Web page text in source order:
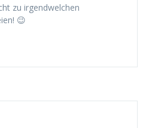
zu irgendwelchen
😉